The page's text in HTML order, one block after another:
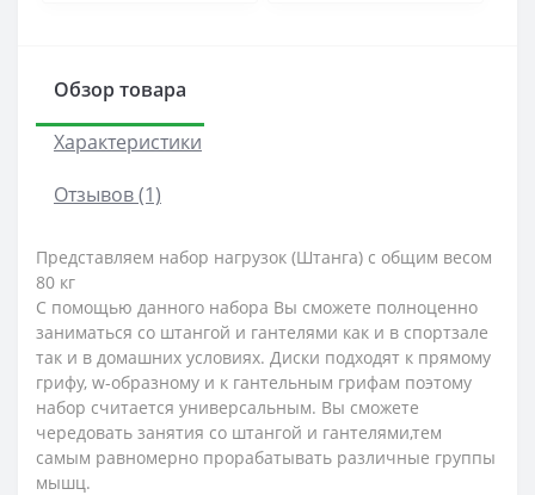
Обзор товара
Характеристики
Отзывов (1)
Представляем набор нагрузок (Штанга) с общим весом
80 кг
С помощью данного набора Вы сможете полноценно
заниматься со штангой и гантелями как и в спортзале
так и в домашних условиях. Диски подходят к прямому
грифу, w-образному и к гантельным грифам поэтому
набор считается универсальным. Вы сможете
чередовать занятия со штангой и гантелями,тем
самым равномерно прорабатывать различные группы
мышц.